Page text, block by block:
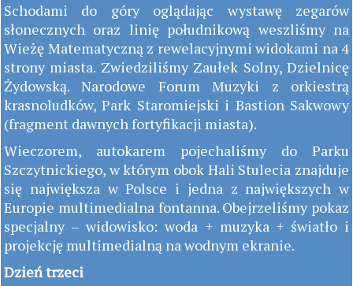
Schodami do góry oglądając wystawę zegarów
słonecznych oraz linię południkową weszliśmy na
Wieżę Matematyczną z rewelacyjnymi widokami na 4
strony miasta. Zwiedziliśmy Zaułek Solny, Dzielnicę
Żydowską. Narodowe Forum Muzyki z orkiestrą
krasnoludków, Park Staromiejski i Bastion Sakwowy
(fragment dawnych fortyfikacji miasta).
Wieczorem, autokarem pojechaliśmy do Parku
Szczytnickiego, w którym obok Hali Stulecia znajduje
się największa w Polsce i jedna z największych w
Europie multimedialna fontanna. Obejrzeliśmy pokaz
specjalny – widowisko: woda + muzyka + światło i
projekcję multimedialną na wodnym ekranie.
Dzień trzeci